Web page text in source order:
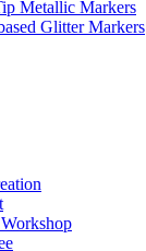
Metallic Markers
Glitter Markers